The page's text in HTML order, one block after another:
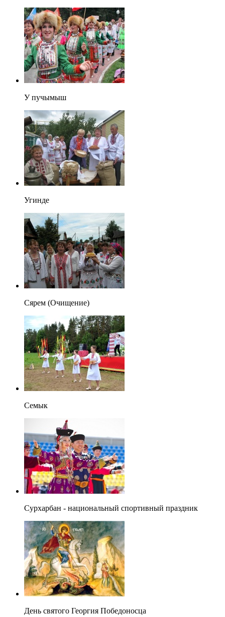
У пучымыш
Угинде
Сярем (Очищение)
Семык
Сурхарбан - национальный спортивный праздник
День святого Георгия Победоносца